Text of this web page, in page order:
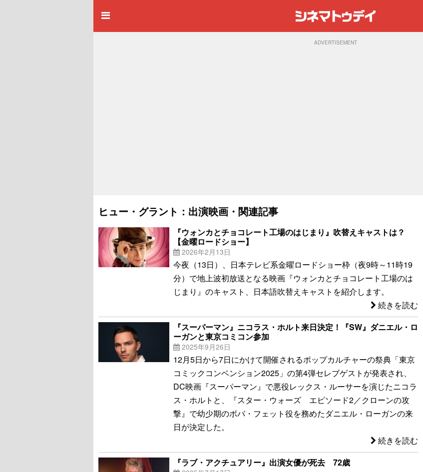
ADVERTISEMENT
ヒュー・グラント：出演映画・関連記事
『ウォンカとチョコレート工場のはじまり』吹替えキャストは？
【金曜ロードショー】
2026年2月13日
今夜（13日）、日本テレビ系金曜ロードショー枠（夜9時～11時19
分）で地上波初放送となる映画『ウォンカとチョコレート工場のは
じまり』のキャスト、日本語吹替えキャストを紹介します。
続きを読む
『スーパーマン』ニコラス・ホルト来日決定！『SW』ダニエル・ロ
ーガンと東京コミコン参加
2025年9月26日
12月5日から7日にかけて開催されるポップカルチャーの祭典「東京
コミックコンベンション2025」の第4弾セレブゲストが発表され、
DC映画『スーパーマン』で悪役レックス・ルーサーを演じたニコラ
ス・ホルトと、『スター・ウォーズ エピソード2／クローンの攻
撃』で幼少期のボバ・フェット役を務めたダニエル・ローガンの来
日が決定した。
続きを読む
『ラブ・アクチュアリー』出演女優が死去 72歳